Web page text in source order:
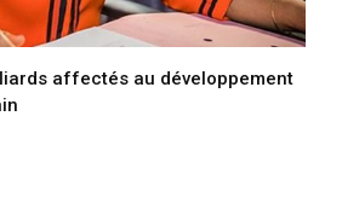
affectés au développement